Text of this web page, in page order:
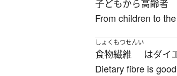
子どもから高齢者
From children to
しょくもつせんい
食物繊維 はダイ
Dietary fibre is